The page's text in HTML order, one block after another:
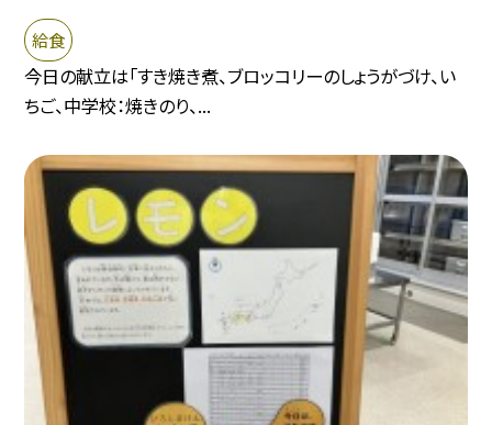
給食
今日の献立は「すき焼き煮、ブロッコリーのしょうがづけ、い
ちご、中学校：焼きのり、...